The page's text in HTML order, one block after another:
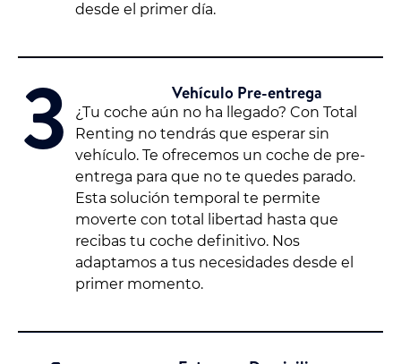
desde el primer día.
3 Vehículo Pre-entrega
¿Tu coche aún no ha llegado? Con Total
Renting no tendrás que esperar sin
vehículo. Te ofrecemos un coche de pre-
entrega para que no te quedes parado.
Esta solución temporal te permite
moverte con total libertad hasta que
recibas tu coche definitivo. Nos
adaptamos a tus necesidades desde el
primer momento.